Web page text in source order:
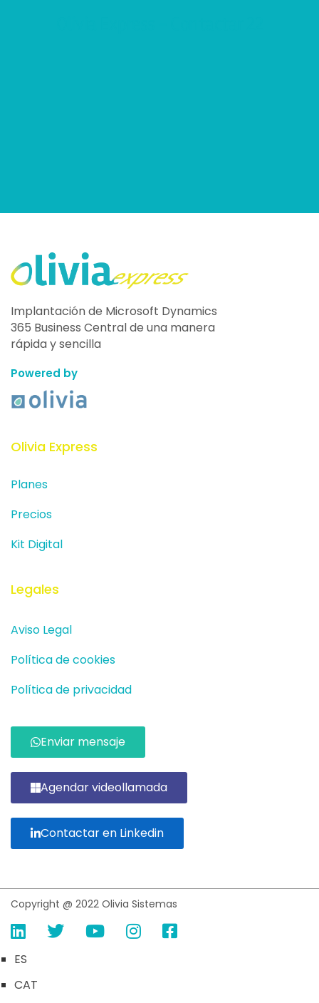
Implantación de Microsoft Dynamics
365 Business Central de una manera
rápida y sencilla
Powered by
Olivia Express
Planes
Precios
Kit Digital
Legales
Aviso Legal
Política de cookies
Política de privacidad
Enviar mensaje
Agendar videollamada
Contactar en Linkedin
Copyright @ 2022 Olivia Sistemas
ES
CAT